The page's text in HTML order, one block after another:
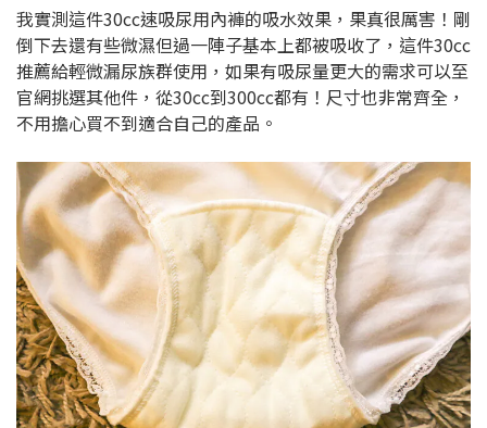
我實測這件30cc速吸尿用內褲的吸水效果，果真很厲害！剛
倒下去還有些微濕但過一陣子基本上都被吸收了，這件30cc
推薦給輕微漏尿族群使用，如果有吸尿量更大的需求可以至
官網挑選其他件，從30cc到300cc都有！尺寸也非常齊全，
不用擔心買不到適合自己的產品。